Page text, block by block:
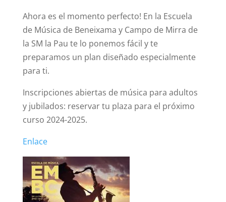
Ahora es el momento perfecto! En la Escuela
de Música de Beneixama y Campo de Mirra de
la SM la Pau te lo ponemos fácil y te
preparamos un plan diseñado especialmente
para ti.
Inscripciones abiertas de música para adultos
y jubilados: reservar tu plaza para el próximo
curso 2024-2025.
Enlace